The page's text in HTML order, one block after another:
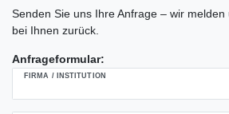
Senden Sie uns Ihre Anfrage – wir melden
bei Ihnen zurück.
Anfrageformular:
FIRMA / INSTITUTION
Ceres::Template.mailFormHoneypotLabel